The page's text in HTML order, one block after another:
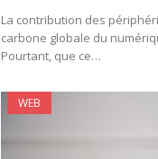
La contribution des
carbone globale du
Pourtant, que ce…
WEB